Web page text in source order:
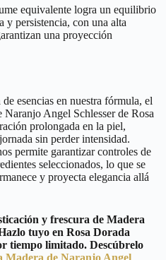
equivalente logra un equilibrio
y persistencia, con una alta
una proyección
de esencias en nuestra fórmula, el
Angel Schlesser de Rosa
prolongada en la piel,
sin perder intensidad.
permite garantizar controles de
seleccionados, lo que se
y proyecta elegancia allá
y frescura de Madera
tuyo en Rosa Dorada
tiempo limitado. Descúbrelo
Madera de Naranjo Angel